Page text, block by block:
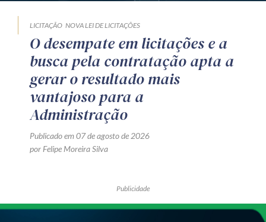
LICITAÇÃO NOVA LEI DE LICITAÇÕES
O desempate em licitações e a
busca pela contratação apta a
gerar o resultado mais
vantajoso para a
Administração
Publicado em 07 de agosto de 2026
por Felipe Moreira Silva
Publicidade